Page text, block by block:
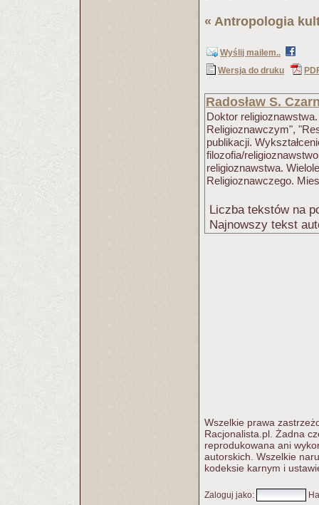
« Antropologia
Wyślij mailem..
Wersja do druku
Radosław S.
Doktor
Religioznawczym",
publikacji.
filozofia/
religioznawstwa.
Religioznawczego.
Liczba tekstów na
Najnowszy tekst
Wszelkie prawa
Racjonalista.pl. Żadna
reprodukowana ani
autorskich. Wszelkie
kodeksie karnym i
Zaloguj jako: